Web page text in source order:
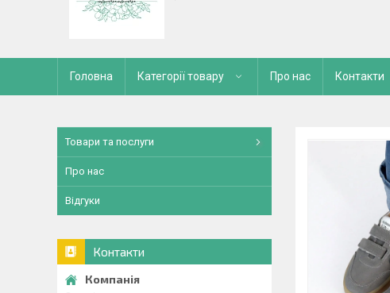
Головна Категорії товару Про нас Контакти
Товари та послуги
Про нас
Відгуки
Контакти